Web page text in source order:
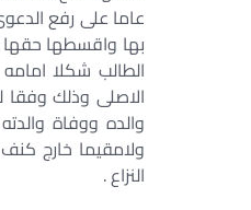
عاما على رفع
بها واقسطها حقها
الطالب شكلا
ولامقيما خارج
النزاع .